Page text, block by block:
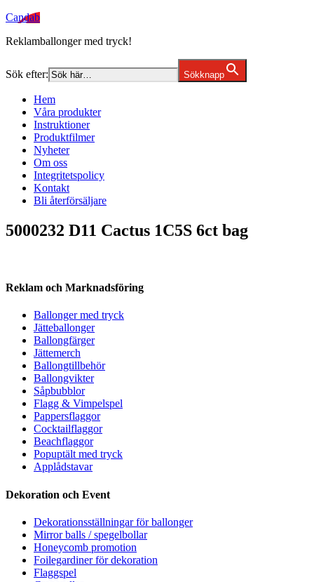
Candab
Reklamballonger med tryck!
Sök efter: Sökknapp
Hem
Våra produkter
Instruktioner
Produktfilmer
Nyheter
Om oss
Integritetspolicy
Kontakt
Bli återförsäljare
5000232 D11 Cactus 1C5S 6ct bag
Reklam och Marknadsföring
Ballonger med tryck
Jätteballonger
Ballongfärger
Jättemerch
Ballongtillbehör
Ballongvikter
Såpbubblor
Flagg & Vimpelspel
Pappersflaggor
Cocktailflaggor
Beachflaggor
Popuptält med tryck
Applådstavar
Dekoration och Event
Dekorationsställningar för ballonger
Mirror balls / spegelbollar
Honeycomb promotion
Foilegardiner för dekoration
Flaggspel